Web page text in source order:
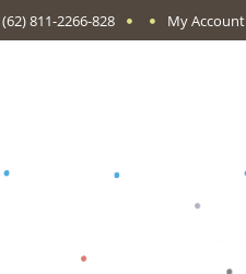
(62) 811-2266-828 My Account